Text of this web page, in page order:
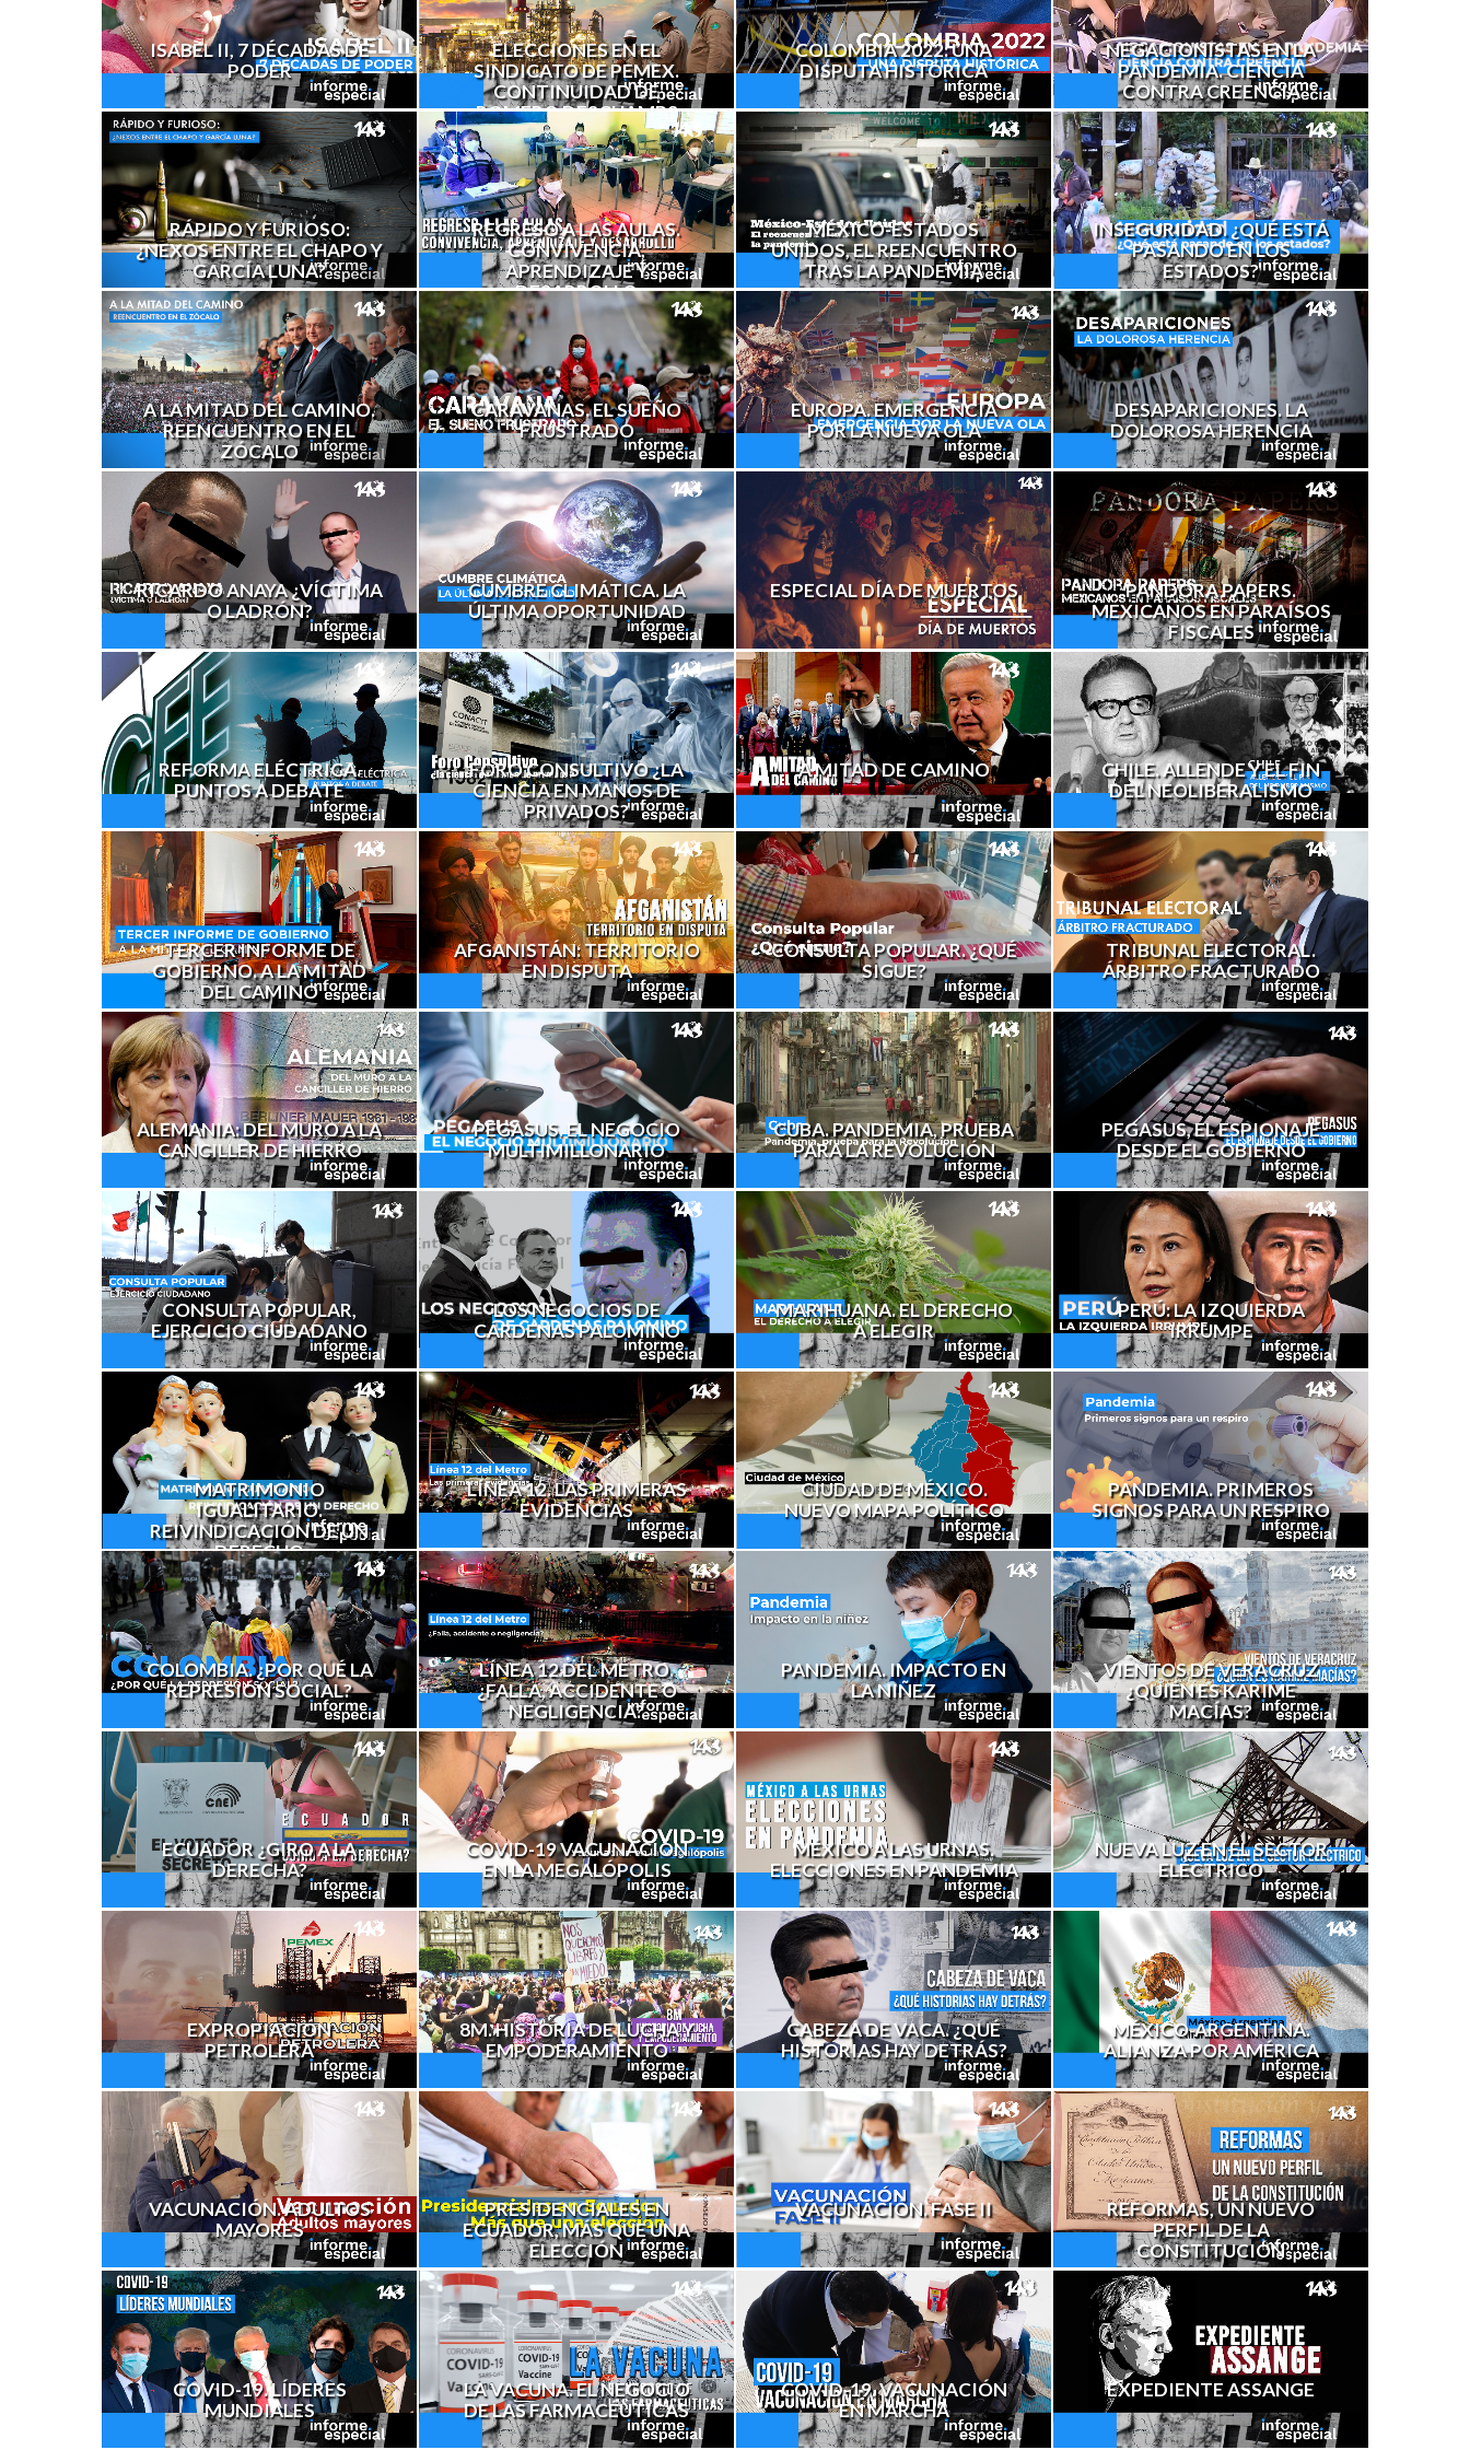
ISABEL II, 7 DÉCADAS DE
PODER
ELECCIONES EN EL
SINDICATO DE PEMEX.
CONTINUIDAD DE
ROMERO DESCHAMPS
COLOMBIA 2022: UNA
DISPUTA HISTÓRICA
NEGACIONISTAS EN LA
PANDEMIA. CIENCIA
CONTRA CREENCIA
RÁPIDO Y FURIOSO:
¿NEXOS ENTRE EL CHAPO Y
GARCÍA LUNA?
REGRESO A LAS AULAS.
CONVIVENCIA,
APRENDIZAJE Y
DESARROLLO
MÉXICO-ESTADOS
UNIDOS, EL REENCUENTRO
TRAS LA PANDEMIA
INSEGURIDAD. ¿QUÉ ESTÁ
PASANDO EN LOS
ESTADOS?
A LA MITAD DEL CAMINO.
REENCUENTRO EN EL
ZÓCALO
CARAVANAS. EL SUEÑO
FRUSTRADO
EUROPA. EMERGENCIA
POR LA NUEVA OLA
DESAPARICIONES. LA
DOLOROSA HERENCIA
RICARDO ANAYA ¿VÍCTIMA
O LADRÓN?
CUMBRE CLIMÁTICA. LA
ÚLTIMA OPORTUNIDAD
ESPECIAL DÍA DE MUERTOS
PANDORA PAPERS.
MEXICANOS EN PARAÍSOS
FISCALES
REFORMA ELÉCTRICA.
PUNTOS A DEBATE
FORO CONSULTIVO ¿LA
CIENCIA EN MANOS DE
PRIVADOS?
A MITAD DE CAMINO
CHILE. ALLENDE Y EL FIN
DEL NEOLIBERALISMO
TERCER INFORME DE
GOBIERNO. A LA MITAD
DEL CAMINO
AFGANISTÁN: TERRITORIO
EN DISPUTA
CONSULTA POPULAR. ¿QUÉ
SIGUE?
TRIBUNAL ELECTORAL.
ÁRBITRO FRACTURADO
ALEMANIA: DEL MURO A LA
CANCILLER DE HIERRO
PEGASUS. EL NEGOCIO
MULTIMILLONARIO
CUBA. PANDEMIA, PRUEBA
PARA LA REVOLUCIÓN
PEGASUS, EL ESPIONAJE
DESDE EL GOBIERNO
CONSULTA POPULAR,
EJERCICIO CIUDADANO
LOS NEGOCIOS DE
CÁRDENAS PALOMINO
MARIHUANA. EL DERECHO
A ELEGIR
PERÚ: LA IZQUIERDA
IRRUMPE
MATRIMONIO
IGUALITARIO.
REIVINDICACIÓN DE UN
DERECHO
LÍNEA 12. LAS PRIMERAS
EVIDENCIAS
CIUDAD DE MÉXICO.
NUEVO MAPA POLÍTICO
PANDEMIA. PRIMEROS
SIGNOS PARA UN RESPIRO
COLOMBIA. ¿POR QUÉ LA
REPRESIÓN SOCIAL?
LÍNEA 12 DEL METRO.
¿FALLA, ACCIDENTE O
NEGLIGENCIA?
PANDEMIA. IMPACTO EN
LA NIÑEZ
VIENTOS DE VERACRUZ
¿QUIÉN ES KARIME
MACÍAS?
ECUADOR ¿GIRO A LA
DERECHA?
COVID-19 VACUNACIÓN
EN LA MEGALÓPOLIS
MÉXICO A LAS URNAS.
ELECCIONES EN PANDEMIA
NUEVA LUZ EN EL SECTOR
ELÉCTRICO
EXPROPIACIÓN
PETROLERA
8M. HISTORIA DE LUCHA Y
EMPODERAMIENTO
CABEZA DE VACA. ¿QUÉ
HISTORIAS HAY DETRÁS?
MÉXICO-ARGENTINA.
ALIANZA POR AMÉRICA
VACUNACIÓN. ADULTOS
MAYORES
PRESIDENCIALES EN
ECUADOR, MÁS QUE UNA
ELECCIÓN
VACUNACIÓN. FASE II
REFORMAS, UN NUEVO
PERFIL DE LA
CONSTITUCIÓN
COVID-19. LÍDERES
MUNDIALES
LA VACUNA. EL NEGOCIO
DE LAS FARMACÉUTICAS
COVID-19. VACUNACIÓN
EN MARCHA
EXPEDIENTE ASSANGE